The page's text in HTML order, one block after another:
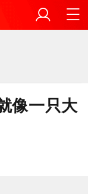
像一只大